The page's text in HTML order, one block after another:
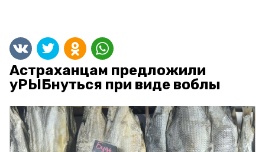
Астраханцам предложили
уРЫБнуться при виде воблы